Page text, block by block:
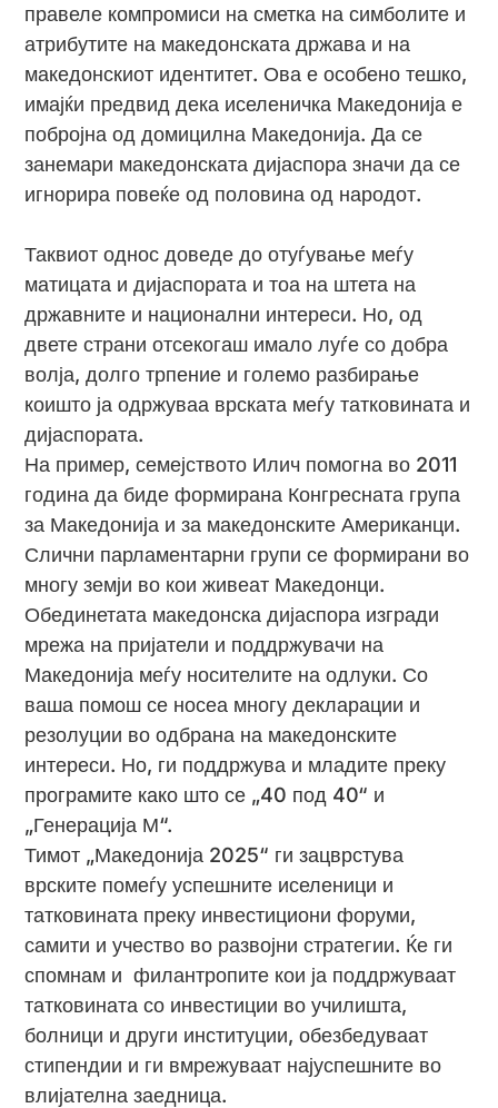
правеле компромиси на сметка на симболите и
атрибутите на македонската држава и на
македонскиот идентитет. Ова е особено тешко,
имајќи предвид дека иселеничка Македонија е
побројна од домицилна Македонија. Да се
занемари македонската дијаспора значи да се
игнорира повеќе од половина од народот.
Таквиот однос доведе до отуѓување меѓу
матицата и дијаспората и тоа на штета на
државните и национални интереси. Но, од
двете страни отсекогаш имало луѓе со добра
волја, долго трпение и големо разбирање
коишто ја одржуваа врската меѓу татковината и
дијаспората.
На пример, семејството Илич помогна во 2011
година да биде формирана Конгресната група
за Македонија и за македонските Американци.
Слични парламентарни групи се формирани во
многу земји во кои живеат Македонци.
Обединетата македонска дијаспора изгради
мрежа на пријатели и поддржувачи на
Македонија меѓу носителите на одлуки. Со
ваша помош се носеа многу декларации и
резолуции во одбрана на македонските
интереси. Но, ги поддржува и младите преку
програмите како што се „40 под 40“ и
„Генерација М“.
Тимот „Македонија 2025“ ги зацврстува
врските помеѓу успешните иселеници и
татковината преку инвестициони форуми,
самити и учество во развојни стратегии. Ќе ги
спомнам и филантропите кои ја поддржуваат
татковината со инвестиции во училишта,
болници и други институции, обезбедуваат
стипендии и ги вмрежуваат најуспешните во
влијателна заедница.